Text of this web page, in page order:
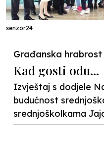
senzor24
Građanska hrabrost
Kad gosti odu...
Izvještaj s dodjele
budućnost
srednjoškolkama